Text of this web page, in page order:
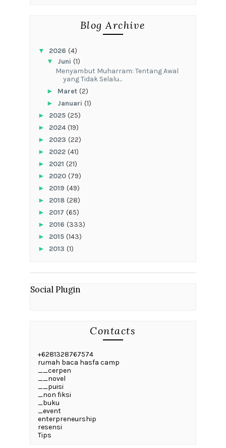
Blog Archive
▼ 2026 (4)
▼ Juni (1)
Menyambut Muharram: Tentang Awal
yang Tidak Selalu...
► Maret (2)
► Januari (1)
► 2025 (25)
► 2024(19)
► 2023 (22)
► 2022 (41)
► 2021 (21)
► 2020 (79)
► 2019 (49)
► 2018 (28)
► 2017 (65)
► 2016 (333)
► 2015 (143)
► 2013 (1)
Social Plugin
Contacts
+6281328767574
rumah baca hasfa camp
__cerpen
__novel
__puisi
_non fiksi
_buku
_event
enterpreneurship
resensi
Tips